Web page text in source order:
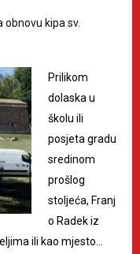
kipa sv.
Prilikom
dolaska u
školu ili
posjeta gradu
sredinom
prošlog
stoljeća, Franj
o Radek iz
ili kao mjesto…